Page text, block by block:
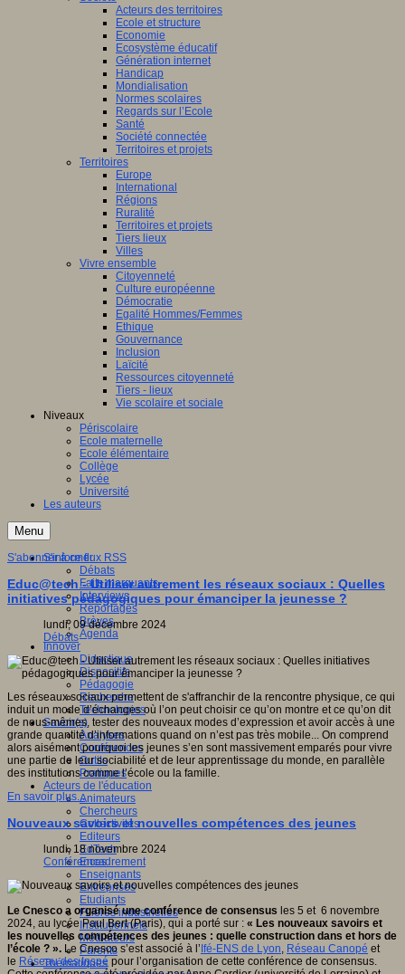
Acteurs des territoires
Ecole et structure
Economie
Ecosystème éducatif
Génération internet
Handicap
Mondialisation
Normes scolaires
Regards sur l’Ecole
Santé
Société connectée
Territoires et projets
Territoires
Europe
International
Régions
Ruralité
Territoires et projets
Tiers lieux
Villes
Vivre ensemble
Citoyenneté
Culture européenne
Démocratie
Egalité Hommes/Femmes
Ethique
Gouvernance
Inclusion
Laïcité
Ressources citoyenneté
Tiers - lieux
Vie scolaire et sociale
Niveaux
Périscolaire
Ecole maternelle
Ecole élémentaire
Collège
Lycée
Université
Les auteurs
Menu
S'informer
Débats
Faits marquants
Interviews
Reportages
Brèves
Agenda
Innover
Didactique
Dispositifs
Pédagogie
Recherche
Technologies
Savoir(s)
Analyses
Conférences
Outils
Pratiques
Acteurs de l'éducation
Animateurs
Chercheurs
Collectivités
Editeurs
EdTech
Encadrement
Enseignants
Entreprises
Etudiants
Filières industrielles
Institutionnels
Médiateurs
Parents
Thématiques
S'abonner à ce flux RSS
Educ@tech - Utiliser autrement les réseaux sociaux : Quelles
initiatives pédagogiques pour émanciper la jeunesse ?
lundi, 09 décembre 2024
Débats
Les réseaux sociaux permettent de s'affranchir de la rencontre physique, ce qui
induit un mode d’échanges où l’on peut choisir ce qu’on montre et ce qu’on dit
de nous-mêmes, tester des nouveaux modes d’expression et avoir accès à une
grande quantité d’informations quand on n’est pas très mobile... On comprend
alors aisément pourquoi les jeunes s’en sont massivement emparés pour vivre
une partie de leur sociabilité et de leur apprentissage du monde, en parallèle
des institutions comme l’école ou la famille.
En savoir plus...
Nouveaux savoirs et nouvelles compétences des jeunes
lundi, 18 novembre 2024
Conférences
Le Cnesco a organisé une conférence de consensus les 5 et 6 novembre
2024, au lycée Paul Bert (Paris), qui a porté sur : « Les nouveaux savoirs et
les nouvelles compétences des jeunes : quelle construction dans et hors de
l’école ? ». Le Cnesco s’est associé à l’ Ifé-ENS de Lyon, Réseau Canopé et
le Réseau des Inspé pour l’organisation de cette conférence de consensus.